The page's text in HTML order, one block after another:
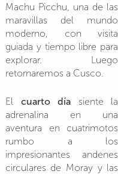
Machu Picchu, una de las
maravillas del mundo
moderno, con visita
guiada y tiempo libre para
explorar. Luego
retornaremos a Cusco.
El cuarto día siente la
adrenalina en una
aventura en cuatrimotos
rumbo a los
impresionantes andenes
circulares de Moray y las